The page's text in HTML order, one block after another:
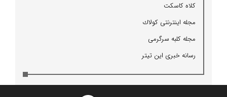
كلاه كاسكت
مجله اینترنتی كولاك
مجله كلبه سرگرمی
رسانه خبری این تیتر